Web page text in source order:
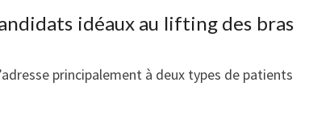
idéaux au lifting des bras
principalement à deux types de patients